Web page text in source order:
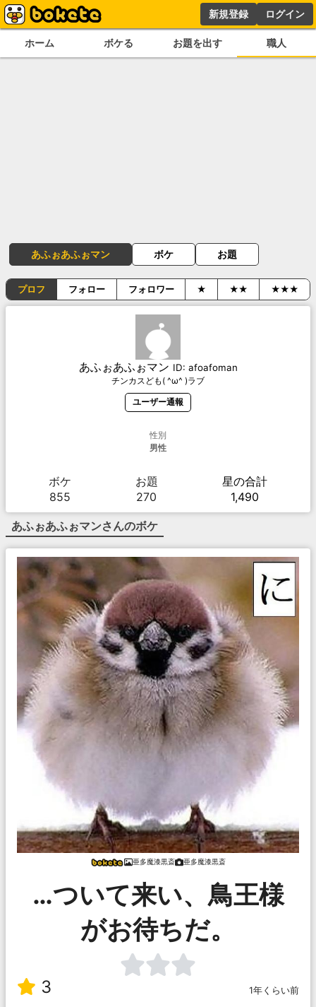
新規登録 ログイン
ホーム ボケる お題を出す 職人
あふぉあふぉマン ボケ お題
プロフ フォロー フォロワー ★ ★★ ★★★
あふぉあふぉマン ID: afoafoman
チンカスども( ^ω^ )ラブ
ユーザー通報
性別
男性
ボケ
855
お題
270
星の合計
1,490
あふぉあふぉマンさんのボケ
亜多魔漆黒斎 亜多魔漆黒斎
…ついて来い、鳥王様
がお待ちだ。
3 1年くらい前